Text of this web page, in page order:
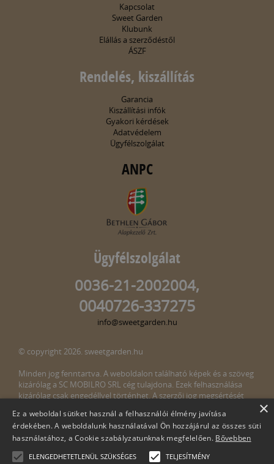
Kapcsolat
Sweet Garden
Klubunk
Elállás a szerződéstől
ÁSZF
Rendelés, kiszállítás
Garancia
Kiszállítási infók
Gyakori kérdések
Adatvédelem
Ügyfélszolgálat
ANPC
Ügyfélszolgálat
0036-21-2002004,
0040726-337275
info@sweetgarden.hu
© copyright 2026. sweetgarden.hu
Minden jog fenntartva. A weboldalon található képek és a szöveg
kizárólag a SC MOBILRO SRL cég tulajdona. Ezek felhasználása
kizárólag csak engedéllyel történhet. A szerzői jog megsértését
megsértését észlelné, kérjük, jelezze ezt felénk a következő e-mail
címen:info@sweetgarden.hu
×
Ez a weboldal sütiket használ a felhasználói élmény javítása
érdekében. A weboldalunk használatával Ön hozzájárul az összes süti
használatához, a Cookie szabályzatunknak megfelelően. Bővebben
ELENGEDHETETLENÜL SZÜKSÉGES TELJESÍTMÉNY